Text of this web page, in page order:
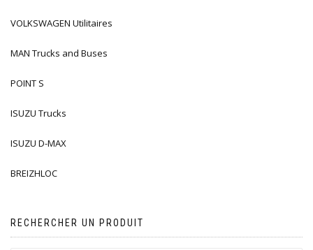
VOLKSWAGEN Utilitaires
MAN Trucks and Buses
POINT S
ISUZU Trucks
ISUZU D-MAX
BREIZHLOC
RECHERCHER UN PRODUIT